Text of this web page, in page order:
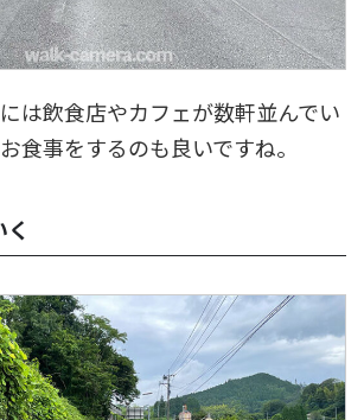
は飲食店やカフェが数軒並んでい
食事をするのも良いですね。